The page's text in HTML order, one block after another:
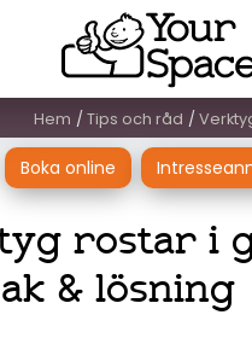
Hem Tips och råd
Boka online
rostar i
& lösning